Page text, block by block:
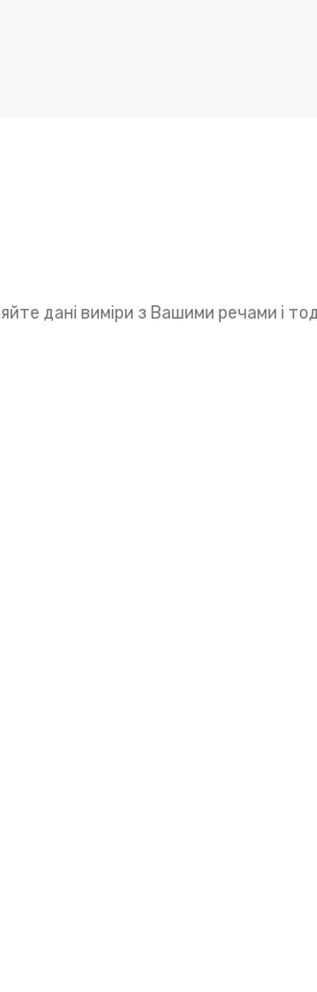
дані виміри з Вашими речами і